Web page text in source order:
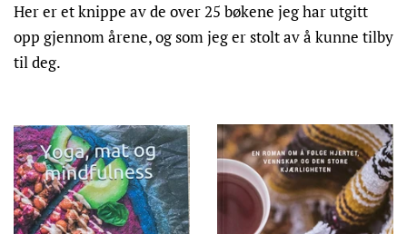
Her er et knippe av de over 25 bøkene jeg har utgitt
opp gjennom årene, og som jeg er stolt av å kunne tilby
til deg.